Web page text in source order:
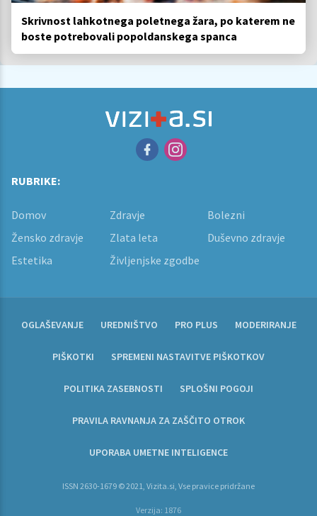
Skrivnost lahkotnega poletnega žara, po katerem ne
boste potrebovali popoldanskega spanca
RUBRIKE:
Domov Zdravje
Bolezni
Žensko zdravje
Zlata leta
Duševno zdravje
Estetika
Življenjske zgodbe
OGLAŠEVANJE UREDNIŠTVO PRO PLUS MODERIRANJE
PIŠKOTKI SPREMENI NASTAVITVE PIŠKOTKOV
POLITIKA ZASEBNOSTI SPLOŠNI POGOJI
PRAVILA RAVNANJA ZA ZAŠČITO OTROK
UPORABA UMETNE INTELIGENCE
ISSN 2630-1679 © 2021, Vizita.si, Vse pravice pridržane
Verzija: 1876